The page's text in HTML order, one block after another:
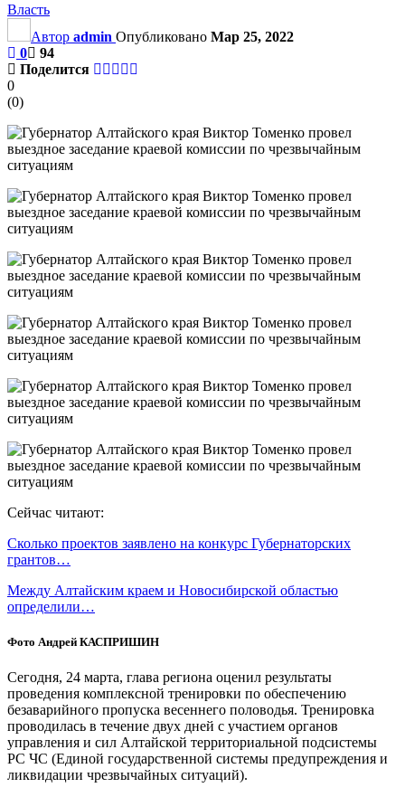
Власть
Автор admin Опубликовано Мар 25, 2022
0
94
Поделится
0
(0)
Сейчас читают:
Сколько проектов заявлено на конкурс Губернаторских
грантов…
Между Алтайским краем и Новосибирской областью
определили…
Фото Андрей КАСПРИШИН
Сегодня, 24 марта, глава региона оценил результаты
проведения комплексной тренировки по обеспечению
безаварийного пропуска весеннего половодья. Тренировка
проводилась в течение двух дней с участием органов
управления и сил Алтайской территориальной подсистемы
РС ЧС (Единой государственной системы предупреждения и
ликвидации чрезвычайных ситуаций).